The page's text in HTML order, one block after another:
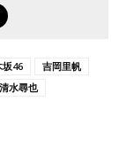
坂46
吉岡里帆
清水尋也